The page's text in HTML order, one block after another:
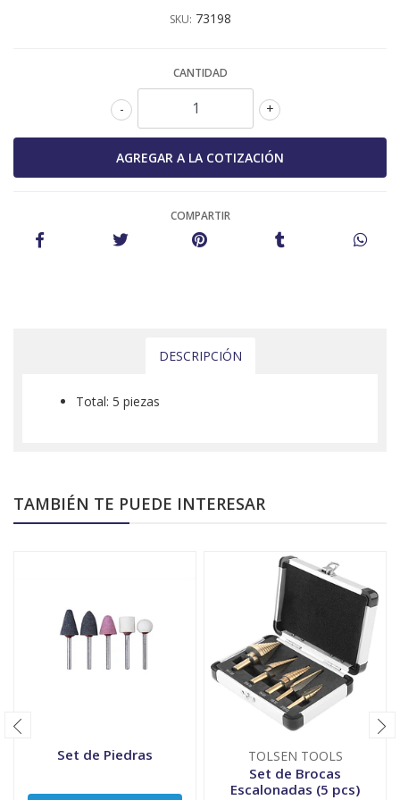
SKU: 73198
CANTIDAD
+
-
COMPARTIR
DESCRIPCIÓN
Total: 5 piezas
TAMBIÉN TE PUEDE INTERESAR
Set de Piedras TOLSEN TOOLS
Set de Brocas
Escalonadas (5 pcs)